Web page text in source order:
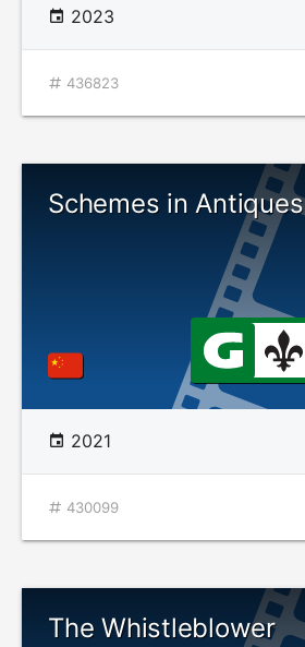
2023
436823
Schemes in Antiques
2021
430099
The Whistleblower